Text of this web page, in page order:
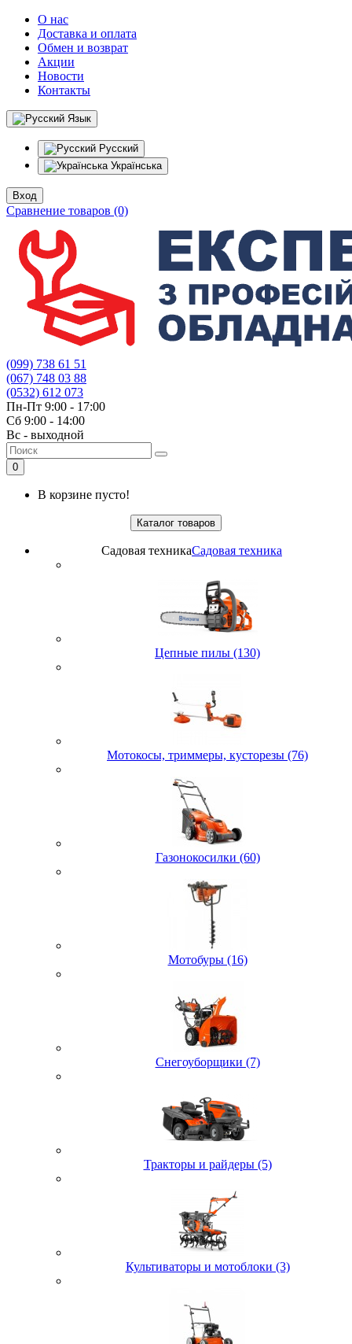
О нас
Доставка и оплата
Обмен и возврат
Акции
Новости
Контакты
Язык
Русский
Українська
Вход
Сравнение товаров (0)
(099) 738 61 51
(067) 748 03 88
(0532) 612 073
Пн-Пт 9:00 - 17:00
Сб 9:00 - 14:00
Вс - выходной
0
В корзине пусто!
Каталог товаров
Садовая техникаСадовая техника
Цепные пилы (130)
Мотокосы, триммеры, кусторезы (76)
Газонокосилки (60)
Мотобуры (16)
Снегоуборщики (7)
Тракторы и райдеры (5)
Культиваторы и мотоблоки (3)